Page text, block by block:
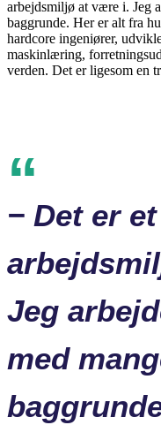
arbejdsmiljø at være i. Jeg
baggrunde. Her er alt fra
hardcore ingeniører,
maskinlæring,
verden. Det er ligesom en
− Det er
Jeg
med